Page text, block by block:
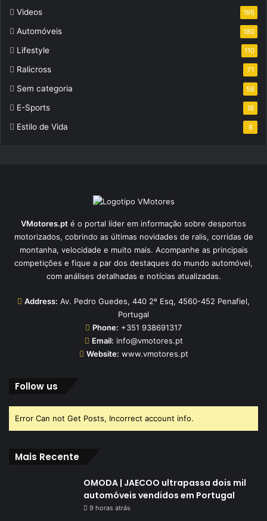
Videos 195
Automóveis 180
Lifestyle 110
Ralicross 71
Sem categoria 58
E-Sports 18
Estilo de Vida 8
VMotores.pt é o portal líder em informação sobre desportos
motorizados, cobrindo as últimas novidades de ralis, corridas de
montanha, velocidade e muito mais. Acompanhe as principais
competições e fique a par dos destaques do mundo automóvel,
com análises detalhadas e notícias atualizadas.
Address: Av. Pedro Guedes, 440 2º Esq, 4560-452 Penafiel,
Portugal
Phone: +351 938691317
Email: info@vmotores.pt
Website: www.vmotores.pt
Follow us
Error Can not Get Posts, Incorrect account info.
Mais Recente
OMODA | JAECOO ultrapassa dois mil
automóveis vendidos em Portugal
9 horas atrás